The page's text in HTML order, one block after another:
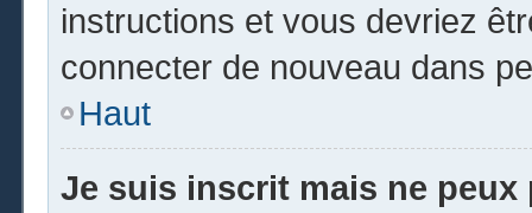
instructions et vous devriez
connecter de nouveau dans
Haut
Je suis inscrit mais ne peux